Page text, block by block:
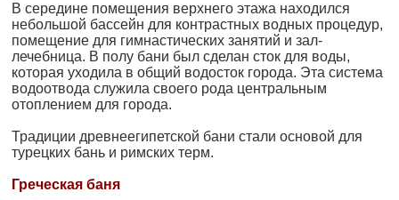
В середине помещения верхнего этажа находился
небольшой бас­сейн для контрастных водных процедур,
помещение для гимнасти­ческих занятий и зал-
лечебница. В полу бани был сделан сток для воды,
которая уходила в общий водосток города. Эта система
водо­отвода служила своего рода центральным
отоплением для города.
Традиции древнеегипетской бани стали основой для
турецких бань и римских терм.
Греческая баня